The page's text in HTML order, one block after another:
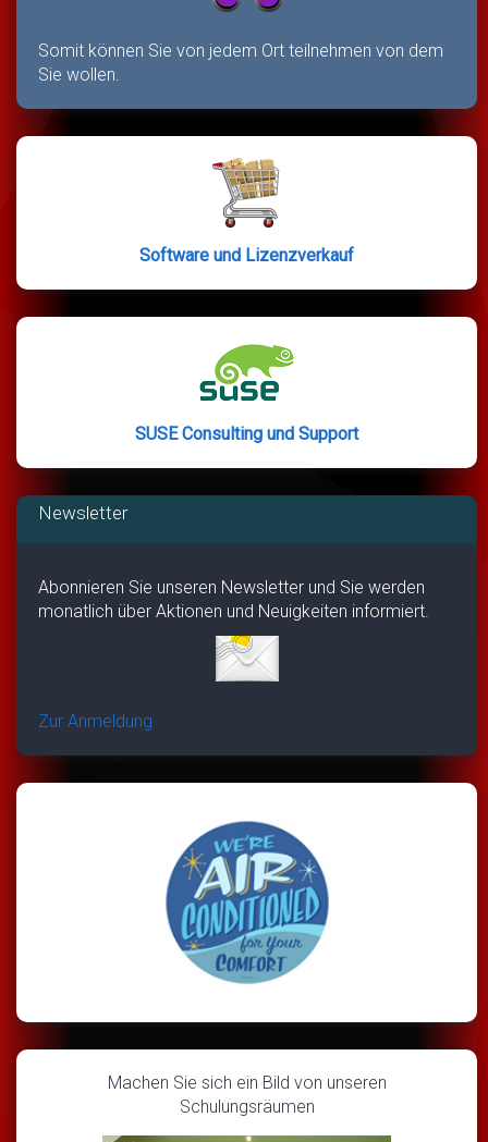
Somit können Sie von jedem Ort teilnehmen von dem
Sie wollen.
Software und Lizenzverkauf
SUSE Consulting und Support
Newsletter
Abonnieren Sie unseren Newsletter und Sie werden
monatlich über Aktionen und Neuigkeiten informiert.
Zur Anmeldung
Machen Sie sich ein Bild von unseren
Schulungsräumen